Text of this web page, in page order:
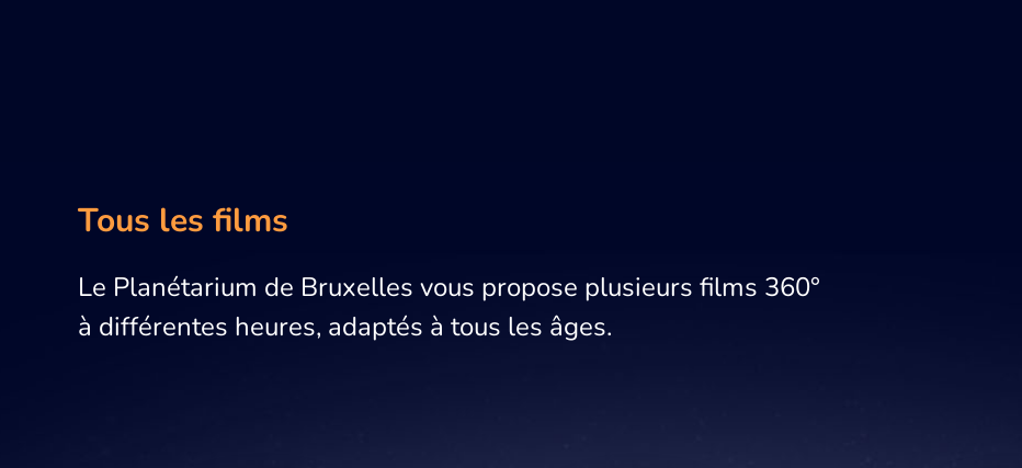
Tous les films
Le Planétarium de Bruxelles vous propose plusieurs films 360°
à différentes heures, adaptés à tous les âges.